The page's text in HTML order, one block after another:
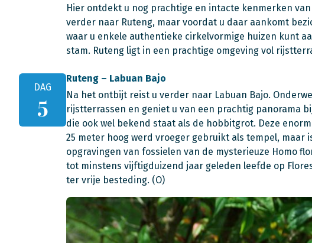
Hier ontdekt u nog prachtige en intacte kenmerken
verder naar Ruteng, maar voordat u daar aankomt
waar u enkele authentieke cirkelvormige huizen kunt
stam. Ruteng ligt in een prachtige omgeving vol
DAG
5
Ruteng – Labuan Bajo
Na het ontbijt reist u verder naar Labuan Bajo.
rijstterrassen en geniet u van een prachtig panorama
die ook wel bekend staat als de hobbitgrot. Deze
25 meter hoog werd vroeger gebruikt als tempel, maar
opgravingen van fossielen van de mysterieuze Homo
tot minstens vijftigduizend jaar geleden leefde op
ter vrije besteding. (O)